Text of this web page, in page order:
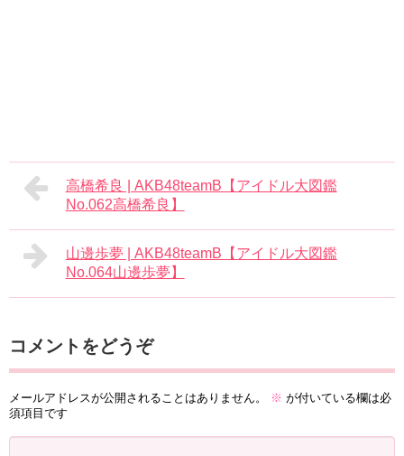
高橋希良 | AKB48teamB【アイドル大図鑑
No.062高橋希良】
山邊歩夢 | AKB48teamB【アイドル大図鑑
No.064山邊歩夢】
コメントをどうぞ
メールアドレスが公開されることはありません。 ※ が付いている欄は必
須項目です